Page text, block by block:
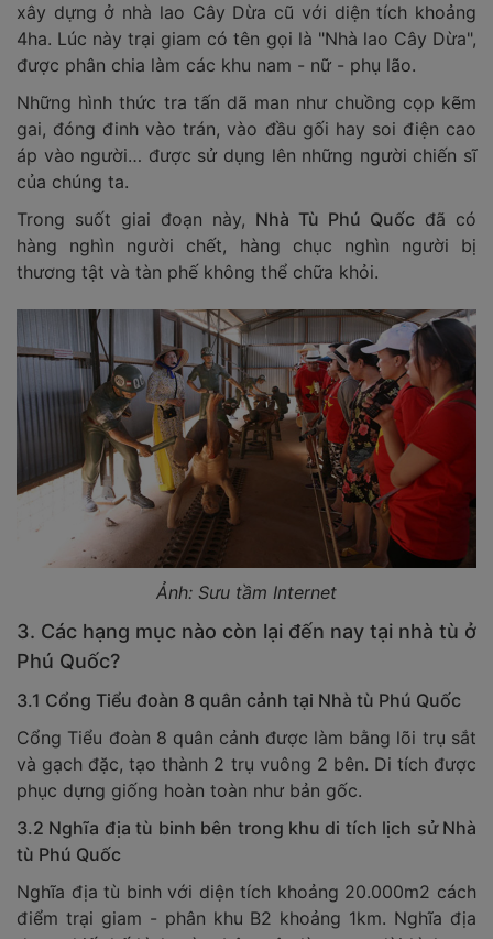
xây dựng ở nhà lao Cây Dừa cũ với diện tích khoảng
4ha. Lúc này trại giam có tên gọi là "Nhà lao Cây Dừa",
được phân chia làm các khu nam - nữ - phụ lão.
Những hình thức tra tấn dã man như chuồng cọp kẽm
gai, đóng đinh vào trán, vào đầu gối hay soi điện cao
áp vào người… được sử dụng lên những người chiến sĩ
của chúng ta.
Trong suốt giai đoạn này, Nhà Tù Phú Quốc đã có
hàng nghìn người chết, hàng chục nghìn người bị
thương tật và tàn phế không thể chữa khỏi.
Ảnh: Sưu tầm Internet
3. Các hạng mục nào còn lại đến nay tại nhà tù ở
Phú Quốc?
3.1 Cổng Tiểu đoàn 8 quân cảnh tại Nhà tù Phú Quốc
Cổng Tiểu đoàn 8 quân cảnh được làm bằng lõi trụ sắt
và gạch đặc, tạo thành 2 trụ vuông 2 bên. Di tích được
phục dựng giống hoàn toàn như bản gốc.
3.2 Nghĩa địa tù binh bên trong khu di tích lịch sử Nhà
tù Phú Quốc
Nghĩa địa tù binh với diện tích khoảng 20.000m2 cách
điểm trại giam - phân khu B2 khoảng 1km. Nghĩa địa